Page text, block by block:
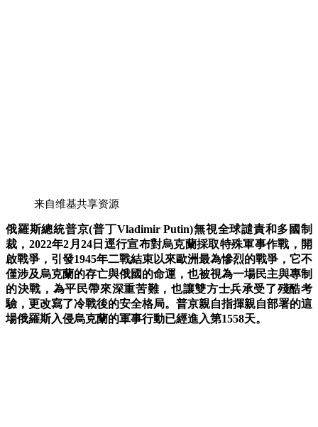
来自维基共享资源
俄羅斯總統普京(普丁Vladimir Putin)無視全球譴責和多國制
裁，2022年2月24日逕行宣布對烏克蘭採取特殊軍事作戰，開
啟戰爭，引發1945年二戰結束以來歐洲最為慘烈的戰爭，它不
僅涉及烏克蘭的存亡與俄國的命運，也被視為一場民主與專制
的決戰， 為平民帶來深重苦難，也讓雙方士兵承受了殘酷考
驗，更改寫了冷戰後的安全格局。 普京親自指揮親自部署的這
場俄羅斯入侵烏克蘭的軍事行動已經進入第1558天。